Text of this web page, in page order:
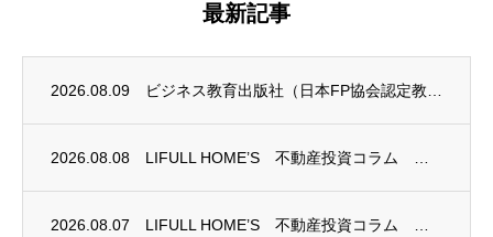
最新記事
2026.08.09 ビジネス教育出版社（日本FP協会認定教育機関）継続セミナー終了のお知らせ
2026.08.08 LIFULL HOME’S 不動産投資コラム 掲載のお知らせ
2026.08.07 LIFULL HOME’S 不動産投資コラム 掲載のお知らせ